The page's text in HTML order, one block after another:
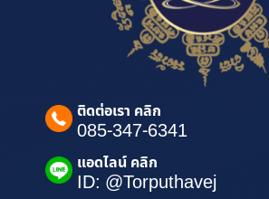
ติดต่อเรา คลิก
085-347-6341
แอดไลน์ คลิก
ID: @Torputhavej